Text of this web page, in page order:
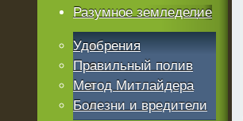
Разумное земледелие
Удобрения
Правильный полив
Метод Митлайдера
Болезни и вредители